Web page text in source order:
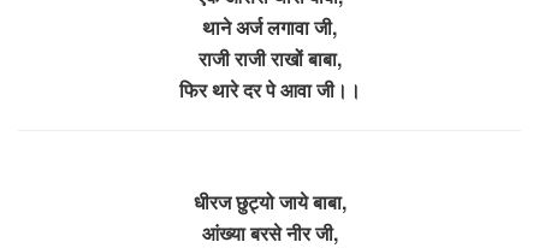
थाने अर्ज लगावा जी,
राजी राजी राखों बाबा,
फिर थारे दर पे आवा जी।।
धीरज छुट्यो जाये बाबा,
आंख्या बरसे नीर जी,